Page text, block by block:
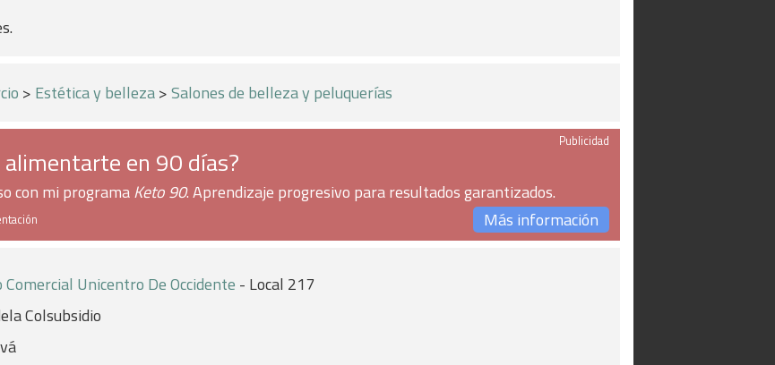
> Estética y belleza>Salones de belleza y peluquerías
Publicidad
alimentarte en 90 días?
con mi programaKeto 90. Aprendizaje progresivo para resultados garantizados.
Más información
Unicentro De Occidente - Local 217
Colsubsidio